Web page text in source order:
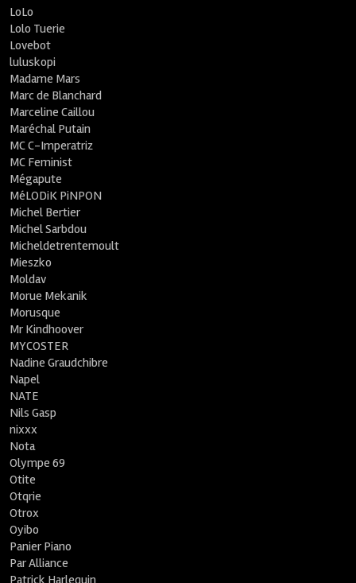
LoLo
Lolo Tuerie
Lovebot
luluskopi
Madame Mars
Marc de Blanchard
Marceline Caillou
Maréchal Putain
MC C-Imperatriz
MC Feminist
Mégapute
MéLODiK PiNPON
Michel Bertier
Michel Sarbdou
Micheldetrentemoult
Mieszko
Moldav
Morue Mekanik
Morusque
Mr Kindhoover
MYCOSTER
Nadine Graudchibre
Napel
NATE
Nils Gasp
nixxx
Nota
Olympe 69
Otite
Otqrie
Otrox
Oyibo
Panier Piano
Par Alliance
Patrick Harlequin